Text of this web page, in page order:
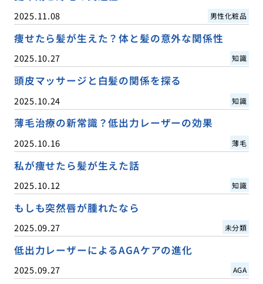
2025.11.08 男性化粧品
痩せたら髪が生えた？体と髪の意外な関係性
2025.10.27 知識
頭皮マッサージと白髪の関係を探る
2025.10.24 知識
薄毛治療の新常識？低出力レーザーの効果
2025.10.16 薄毛
私が痩せたら髪が生えた話
2025.10.12 知識
もしも突然唇が腫れたなら
2025.09.27 未分類
低出力レーザーによるAGAケアの進化
2025.09.27 AGA